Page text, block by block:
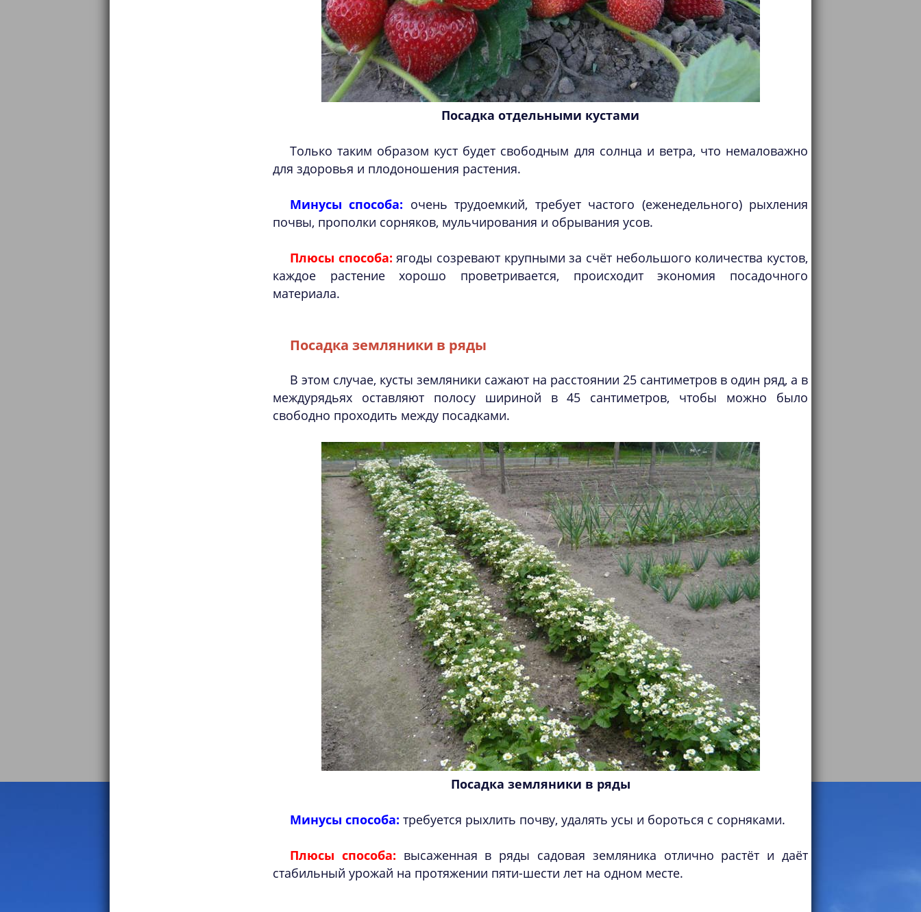
Посадка отдельными кустами
Только таким образом куст будет свободным для солнца и ветра, что немаловажно
для здоровья и плодоношения растения.
Минусы способа: очень трудоемкий, требует частого (еженедельного) рыхления
почвы, прополки сорняков, мульчирования и обрывания усов.
Плюсы способа: ягоды созревают крупными за счёт небольшого количества кустов,
каждое растение хорошо проветривается, происходит экономия посадочного
материала.
Посадка земляники в ряды
В этом случае, кусты земляники сажают на расстоянии 25 сантиметров в один ряд, а в
междурядьях оставляют полосу шириной в 45 сантиметров, чтобы можно было
свободно проходить между посадками.
Посадка земляники в ряды
Минусы способа: требуется рыхлить почву, удалять усы и бороться с сорняками.
Плюсы способа: высаженная в ряды садовая земляника отлично растёт и даёт
стабильный урожай на протяжении пяти-шести лет на одном месте.